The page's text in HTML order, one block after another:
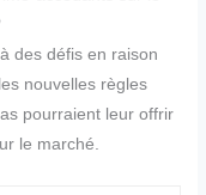
des défis en raison
nouvelles règles
pourraient leur offrir
le marché.